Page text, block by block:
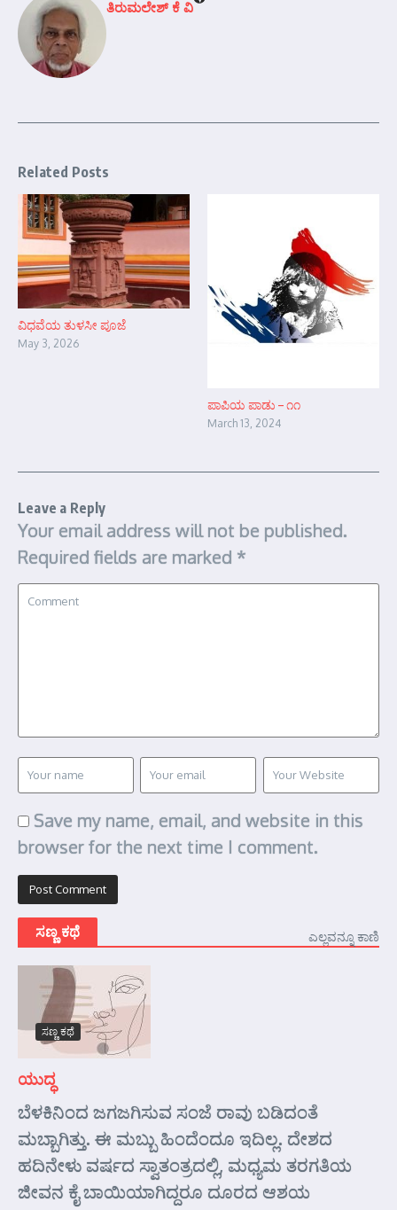
ತಿರುಮಲೇಶ್ ಕೆ ವಿ
Related Posts
ವಿಧವೆಯ ತುಳಸೀ ಪೂಜೆ
May 3, 2026
ಪಾಪಿಯ ಪಾಡು – ೧೧
March 13, 2024
Leave a Reply
Your email address will not be published.
Required fields are marked *
Save my name, email, and website in this
browser for the next time I comment.
ಸಣ್ಣ ಕಥೆ ಎಲ್ಲವನ್ನೂ ಕಾಣಿ
ಸಣ್ಣ ಕಥೆ
ಯುದ್ಧ
ಬೆಳಕಿನಿಂದ ಜಗಜಗಿಸುವ ಸಂಜೆ ರಾವು ಬಡಿದಂತೆ
ಮಬ್ಬಾಗಿತ್ತು. ಈ ಮಬ್ಬು ಹಿಂದೆಂದೂ ಇದಿಲ್ಲ. ದೇಶದ
ಹದಿನೇಳು ವರ್ಷದ ಸ್ವಾತಂತ್ರದಲ್ಲಿ, ಮಧ್ಯಮ ತರಗತಿಯ
ಜೀವನ ಕೈ ಬಾಯಿಯಾಗಿದ್ದರೂ ದೂರದ ಆಶಯ